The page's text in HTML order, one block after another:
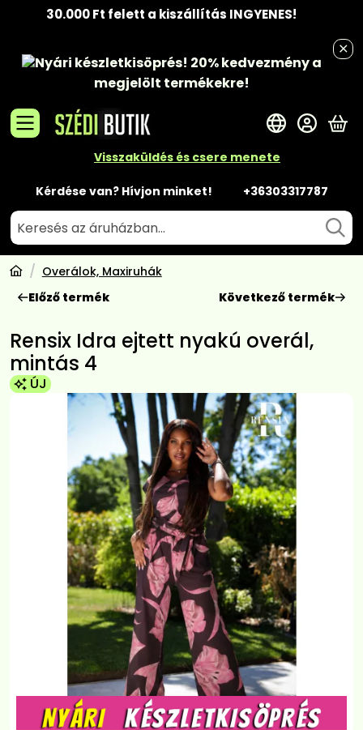
30.000 Ft felett a kiszállítás INGYENES!
Nyári készletkisöprés! 20% kedvezménya
megjelölt termékekre!
Visszaküldés és csere menete
Kérdése van? Hívjon minket! +36303317787
A
Overálok, Maxiruhák
Előző termék
Következő termék
Rensix Idra ejtett nyakú overál,
mintás 4
ÚJ